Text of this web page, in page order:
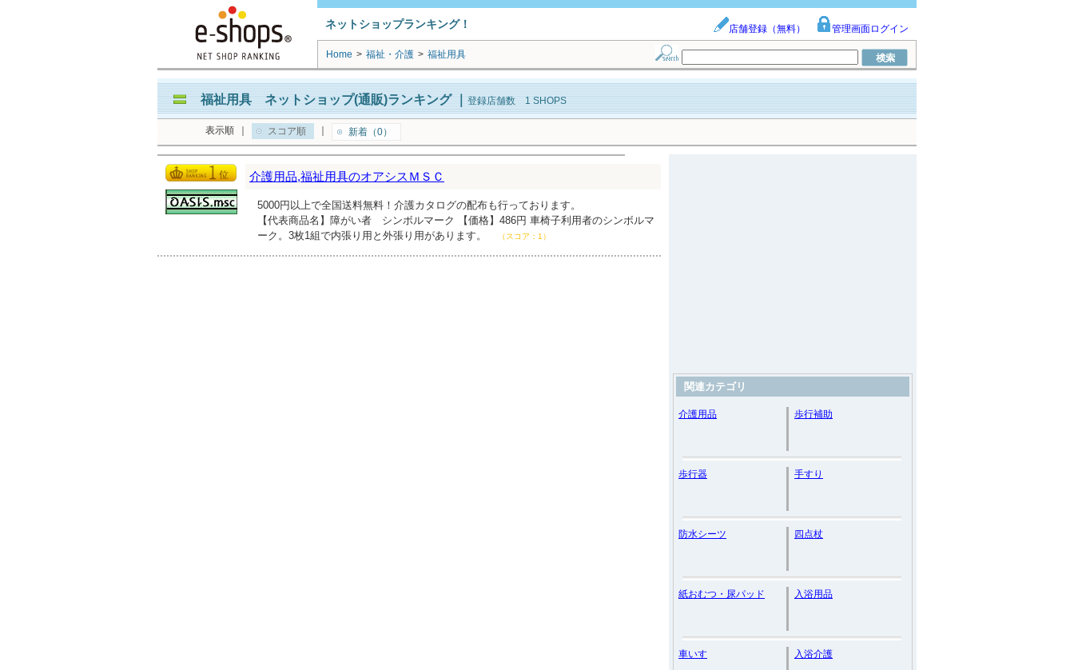
ネットショップランキング！ 店舗登録（無料） 管理画面ログイン
Home > 福祉・介護 > 福祉用具
福祉用具 ネットショップ(通販)ランキング｜ 登録店舗数 1 SHOPS
表示順 スコア順 新着（0）
介護用品,福祉用具のオアシスＭＳＣ
5000円以上で全国送料無料！介護カタログの配布も行っております。
【代表商品名】障がい者 シンボルマーク 【価格】486円 車椅子利用者のシンボルマ
ーク。3枚1組で内張り用と外張り用があります。
（スコア：1）
関連カテゴリ
介護用品 歩行補助
歩行器 手すり
防水シーツ 四点杖
紙おむつ・尿パッド 入浴用品
車いす 入浴介護